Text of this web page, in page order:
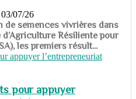
03/07/26
de semences vivrières dans
Résiliente pour
les premiers résult...
pour appuyer